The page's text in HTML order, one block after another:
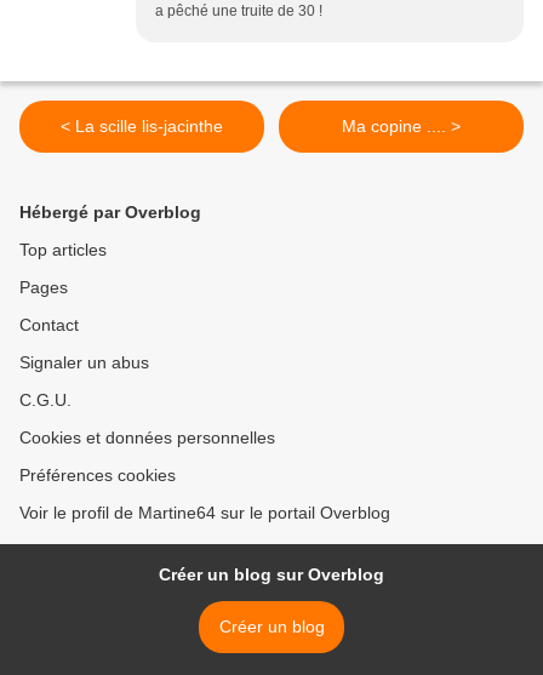
a pêché une truite de 30 !
< La scille lis-jacinthe Ma copine .... >
Hébergé par Overblog
Top articles
Pages
Contact
Signaler un abus
C.G.U.
Cookies et données personnelles
Préférences cookies
Voir le profil de Martine64 sur le portail Overblog
Créer un blog sur Overblog
Créer un blog